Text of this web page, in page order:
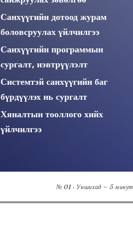
Санхүүгийн дотоод журам
боловсруулах үйлчилгээ
Санхүүгийн программын
сургалт, нэвтрүүлэлт
Системтэй санхүүгийн баг
бүрдүүлэх нь сургалт
Хяналтын тооллого хийх
үйлчилгээ
№ 01 · Уншихад ~ 5 минут